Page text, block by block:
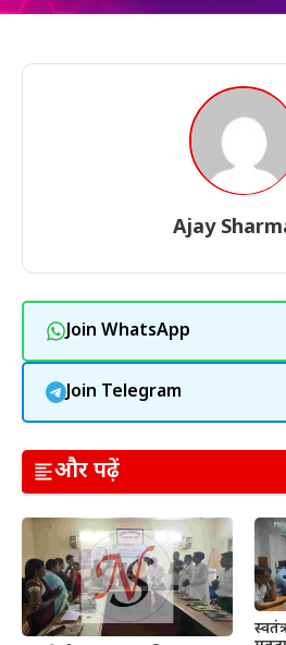
Ajay
Join WhatsApp
Join Telegram
और पढ़ें